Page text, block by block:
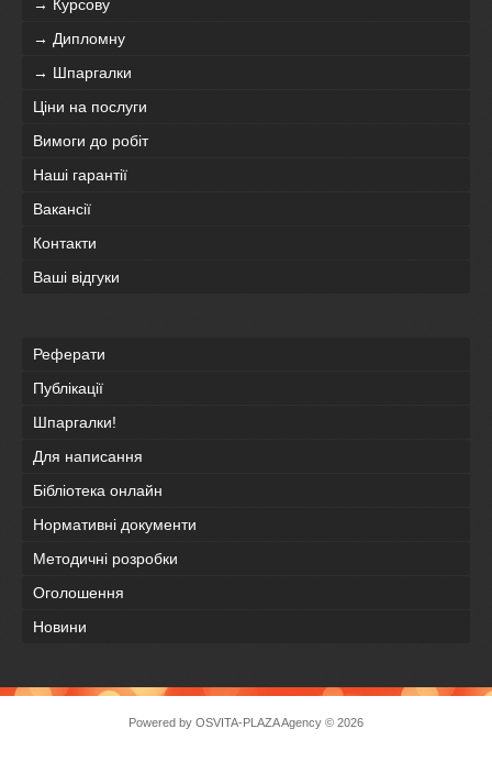
→ Курсову
→ Дипломну
→ Шпаргалки
Ціни на послуги
Вимоги до робіт
Наші гарантії
Вакансії
Контакти
Ваші відгуки
Реферати
Публікації
Шпаргалки!
Для написання
Бібліотека онлайн
Нормативні документи
Методичні розробки
Оголошення
Новини
Powered by OSVITA-PLAZA Agency © 2026